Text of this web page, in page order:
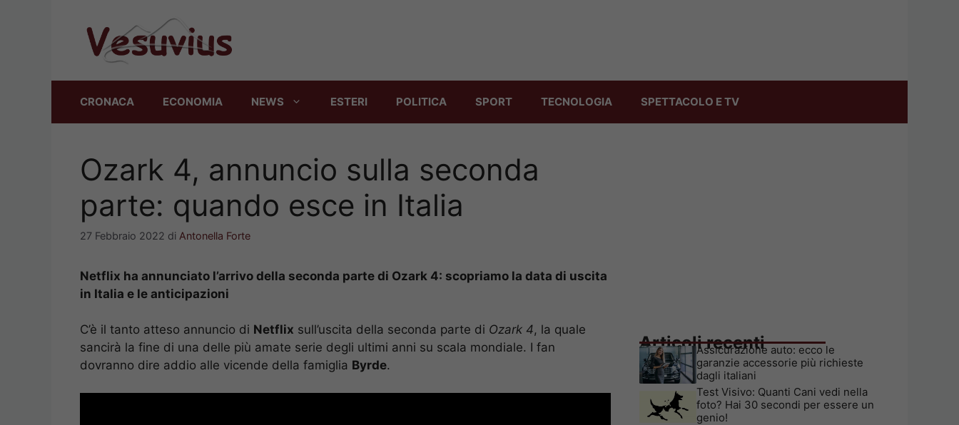
CRONACA ECONOMIA NEWS ESTERI POLITICA SPORT TECNOLOGIA SPETTACOLO E TV
Ozark 4, annuncio sulla seconda
parte: quando esce in Italia
27 Febbraio 2022 di Antonella Forte
Netflix ha annunciato l’arrivo della seconda parte di Ozark 4: scopriamo la data di uscita
in Italia e le anticipazioni
C’è il tanto atteso annuncio di Netflix sull’uscita della seconda parte di Ozark 4, la quale
sancirà la fine di una delle più amate serie degli ultimi anni su scala mondiale. I fan
dovranno dire addio alle vicende della famiglia Byrde.
Articoli recenti
Assicurazione auto: ecco le
garanzie accessorie più richieste
dagli italiani
Test Visivo: Quanti Cani vedi nella
foto? Hai 30 secondi per essere un
genio!